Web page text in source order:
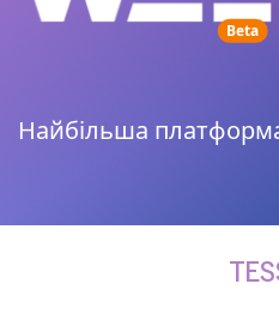
Beta
Найбільша